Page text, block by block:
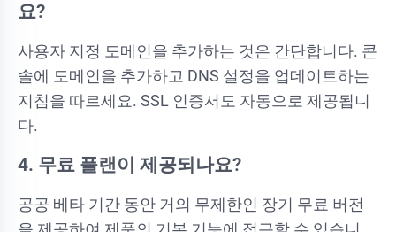
요?
사용자 지정 도메인을 추가하는 것은 간단합니다. 콘
솔에 도메인을 추가하고 DNS 설정을 업데이트하는
지침을 따르세요. SSL 인증서도 자동으로 제공됩니
다.
4. 무료 플랜이 제공되나요?
공공 베타 기간 동안 거의 무제한인 장기 무료 버전